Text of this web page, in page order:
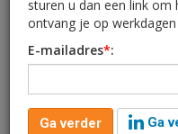
van
MERLIN Properties,
sturen u dan een link
ontvang je op
E-mailadres*:
Ga verder
Ga